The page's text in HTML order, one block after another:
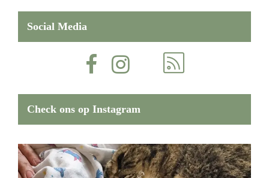
Social Media
Check ons op Instagram